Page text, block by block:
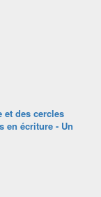
et des cercles
en écriture - Un